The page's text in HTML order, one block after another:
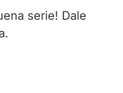
serie! Dale